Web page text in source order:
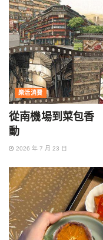
樂活消費
從南機場到菜包香
動
2026 年 7 月 23 日